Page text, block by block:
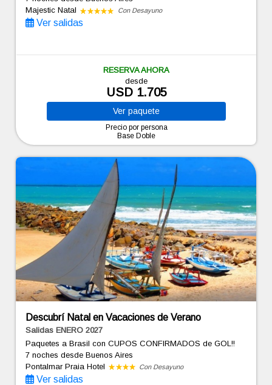
Majestic Natal
Con Desayuno
Ver salidas
RESERVA AHORA
desde
USD 1.705
Ver paquete
Precio por persona
Base Doble
Descubrí Natal en Vacaciones de Verano
Salidas ENERO 2027
Paquetes a Brasil con CUPOS CONFIRMADOS de GOL!!
7 nochesdesde Buenos Aires
Pontalmar Praia Hotel
Con Desayuno
Ver salidas